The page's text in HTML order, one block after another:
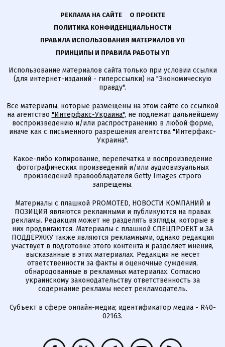
РЕКЛАМА НА САЙТЕ
О ПРОЕКТЕ
ПОЛИТИКА КОНФИДЕНЦИАЛЬНОСТИ
ПРАВИЛА ИСПОЛЬЗОВАНИЯ МАТЕРИАЛОВ УП
ПРИНЦИПЫ И ПРАВИЛА РАБОТЫ УП
Использование материалов сайта только при условии ссылки
(для интернет-изданий - гиперссылки) на "Экономическую
правду".
Все материалы, которые размещены на этом сайте со ссылкой
на агентство "Интерфакс-Украина", не подлежат дальнейшему
воспроизведению и/или распространению в любой форме,
иначе как с письменного разрешения агентства "Интерфакс-
Украина".
Какое-либо копирование, перепечатка и воспроизведение
фотографических произведений и/или аудиовизуальных
произведений правообладателя Getty Images строго
запрещены.
Материалы с плашкой PROMOTED, НОВОСТИ КОМПАНИЙ и
ПОЗИЦИЯ являются рекламными и публикуются на правах
рекламы. Редакция может не разделять взгляды, которые в
них продвигаются. Материалы с плашкой СПЕЦПРОЕКТ и ЗА
ПОДДЕРЖКУ также являются рекламными, однако редакция
участвует в подготовке этого контента и разделяет мнения,
высказанные в этих материалах. Редакция не несет
ответственности за факты и оценочные суждения,
обнародованные в рекламных материалах. Согласно
украинскому законодательству ответственность за
содержание рекламы несет рекламодатель.
Субъект в сфере онлайн-медиа; идентификатор медиа - R40-
02163.